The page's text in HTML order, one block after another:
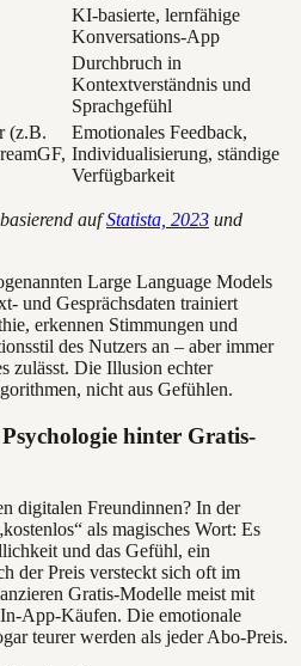
KI-basierte, lernfähige
Konversations-App
Durchbruch in
Kontextverständnis und
Sprachgefühl
(z.B.
Emotionales Feedback,
Individualisierung, ständige
Verfügbarkeit
aufStatista, 2023 und
Large Language Models
und Gesprächsdaten trainiert
erkennen Stimmungen und
des Nutzers an – aber immer
zulässt. Die Illusion echter
nicht aus Gefühlen.
hinter Gratis-
digitalen Freundinnen? In der
als magisches Wort: Es
und das Gefühl, ein
der Preis versteckt sich oft im
Gratis-Modelle meist mit
App-Käufen. Die emotionale
teurer werden als jeder Abo-Preis.